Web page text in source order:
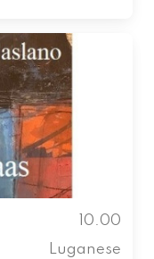
10.00
Luganese